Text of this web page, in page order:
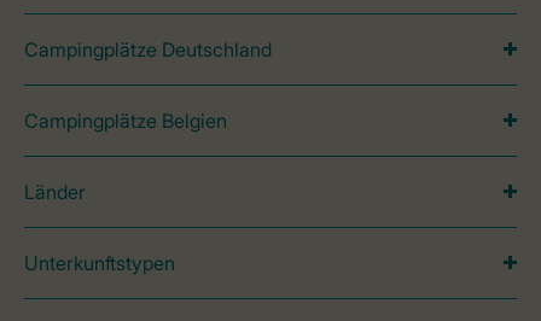
Campingplätze Deutschland
Campingplätze Belgien
Länder
Unterkunftstypen